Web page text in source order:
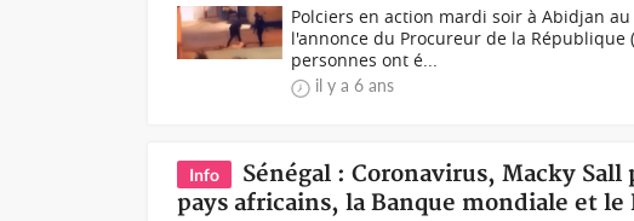
Polciers en action mardi soir à Abidjan
l'annonce du Procureur de la République
personnes ont é...
il y a 6 ans
Info
Sénégal : Coronavirus, Macky
pays africains, la Banque mondiale et